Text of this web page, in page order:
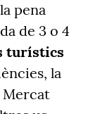
pena
de 3 o 4
turístics
la
Mercat